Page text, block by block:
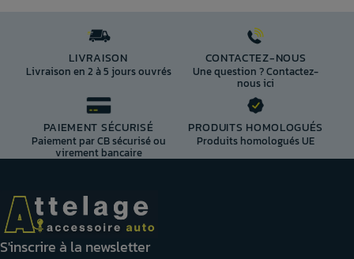
LIVRAISON
Livraison en 2 à 5 jours ouvrés
CONTACTEZ-NOUS
Une question ? Contactez-
nous ici
PAIEMENT SÉCURISÉ
Paiement par CB sécurisé ou
virement bancaire
PRODUITS HOMOLOGUÉS
Produits homologués UE
S'inscrire à la newsletter